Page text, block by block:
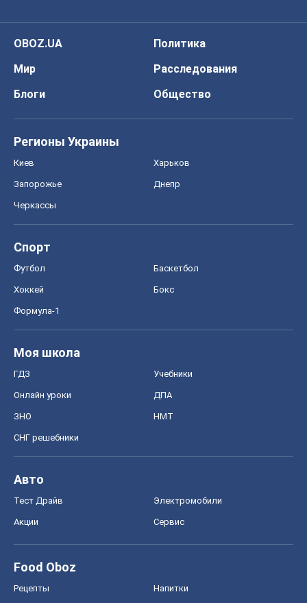
OBOZ.UA
Политика
Мир
Расследования
Блоги
Общество
Регионы Украины
Киев Харьков
Запорожье Днепр
Черкассы
Спорт
Футбол Баскетбол
Хоккей Бокс
Формула-1
Моя школа
ГДЗ Учебники
Онлайн уроки ДПА
ЗНО НМТ
СНГ решебники
Авто
Тест Драйв Электромобили
Акции Сервис
Food Oboz
Рецепты Напитки